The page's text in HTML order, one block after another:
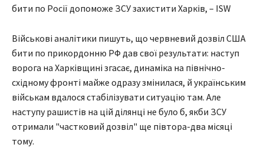
бити по Росії допоможе ЗСУ захистити Харків, – ISW
Військові аналітики пишуть, що червневий дозвіл США
бити по прикордонню РФ дав свої результати: наступ
ворога на Харківщині згасає, динаміка на північно-
східному фронті майже одразу змінилася, й українським
військам вдалося стабілізувати ситуацію там. Але
наступу рашистів на цій ділянці не було б, якби ЗСУ
отримали "частковий дозвіл" ще півтора-два місяці
тому.